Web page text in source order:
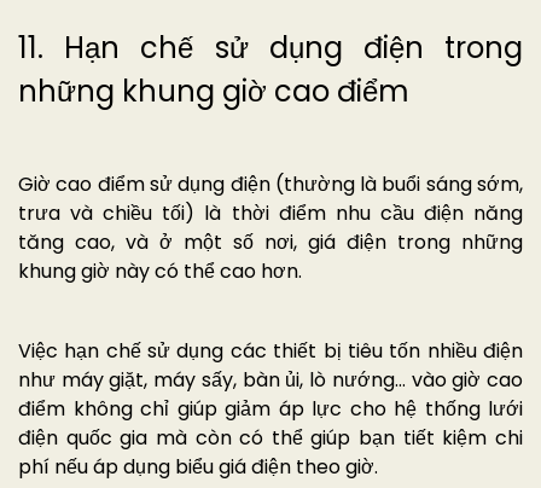
11. Hạn chế sử dụng điện trong
những khung giờ cao điểm
Giờ cao điểm sử dụng điện (thường là buổi sáng sớm,
trưa và chiều tối) là thời điểm nhu cầu điện năng
tăng cao, và ở một số nơi, giá điện trong những
khung giờ này có thể cao hơn.
Việc hạn chế sử dụng các thiết bị tiêu tốn nhiều điện
như máy giặt, máy sấy, bàn ủi, lò nướng… vào giờ cao
điểm không chỉ giúp giảm áp lực cho hệ thống lưới
điện quốc gia mà còn có thể giúp bạn tiết kiệm chi
phí nếu áp dụng biểu giá điện theo giờ.